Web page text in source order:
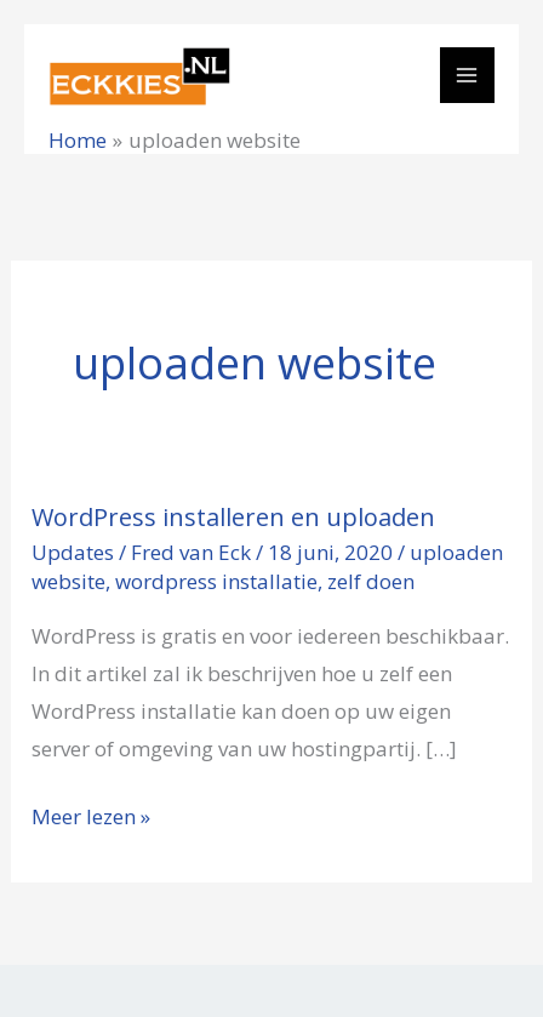
inhoud
Home uploaden website
uploaden website
WordPress installeren en uploaden
Updates / Fred van Eck/ 18 juni, 2020/ uploaden
website,wordpress installatie, zelf doen
WordPress is gratis en voor iedereen beschikbaar.
In dit artikel zal ik beschrijven hoe u zelf een
WordPress installatie kan doen op uw eigen
server of omgeving van uw hostingpartij. […]
WordPress
installeren
en
uploaden
Meer lezen »